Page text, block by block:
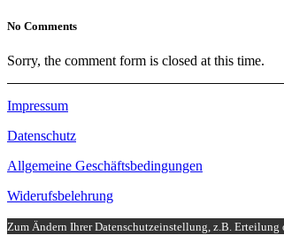
No Comments
Sorry, the comment form is closed at this time.
Impressum
Datenschutz
Allgemeine Geschäftsbedingungen
Widerufsbelehrung
Zum Ändern Ihrer Datenschutzeinstellung, z.B.